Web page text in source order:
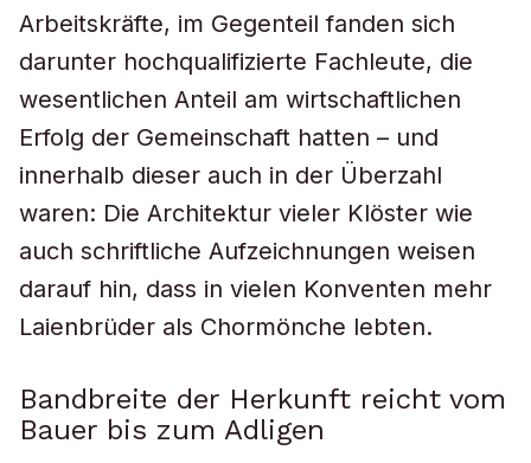
Arbeitskräfte, im Gegenteil fanden sich
darunter hochqualifizierte Fachleute, die
wesentlichen Anteil am wirtschaftlichen
Erfolg der Gemeinschaft hatten – und
innerhalb dieser auch in der Überzahl
waren: Die Architektur vieler Klöster wie
auch schriftliche Aufzeichnungen weisen
darauf hin, dass in vielen Konventen mehr
Laienbrüder als Chormönche lebten.
Bandbreite der Herkunft reicht vom
Bauer bis zum Adligen